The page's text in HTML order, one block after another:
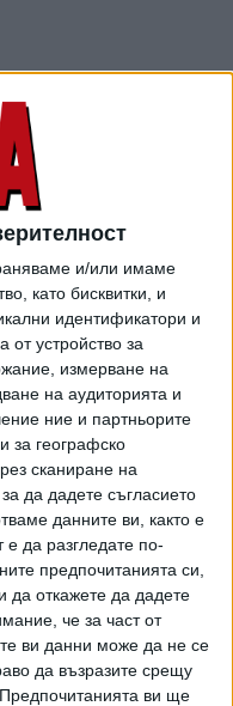
и/или имаме
като бисквитки, и
идентификатори и
устройство за
измерване на
на аудиторията и
ние и партньорите
за географско
сканиране на
да дадете съгласието
данните ви, както е
да разгледате по-
предпочитанията си,
да откажете да дадете
че за част от
ви данни може да не се
да възразите срещу
ви ще
на сградите ще
и 20% лични
се извършва със
се изплащат по
а до края на
в първи етап
на общите части в
обновяването те ще
коментира на
на Центъра за
и че сделките с
сертификат за
са 1,2 млрд. лева,
Най-
община Бургас, но
който се изчислява
сгради. Общо 42
стойност надхвърля